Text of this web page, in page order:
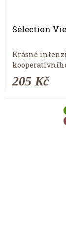
Sélection
Krásné
205 Kč